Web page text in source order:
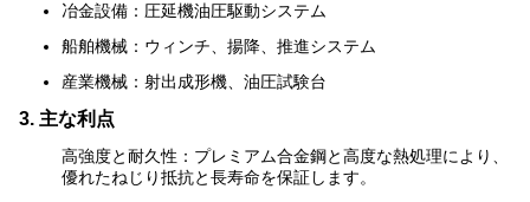
冶金設備：圧延機油圧駆動システム
船舶機械：ウィンチ、揚降、推進システム
産業機械：射出成形機、油圧試験台
3. 主な利点
高強度と耐久性：プレミアム合金鋼と高度な熱処理により、
優れたねじり抵抗と長寿命を保証します。